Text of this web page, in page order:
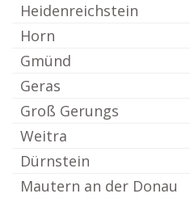
Heidenreichstein
Horn
Gmünd
Geras
Groß Gerungs
Weitra
Dürnstein
Mautern an der Donau